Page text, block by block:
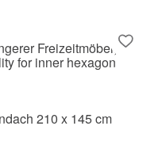
210 x 145 cm